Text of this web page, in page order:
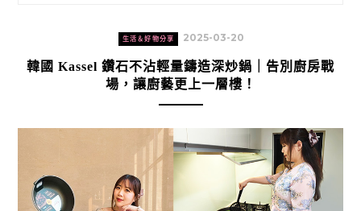
生活＆好物分享 2025-03-20
韓國 Kassel 鑽石不沾輕量鑄造深炒鍋｜告別廚房戰
場，讓廚藝更上一層樓！